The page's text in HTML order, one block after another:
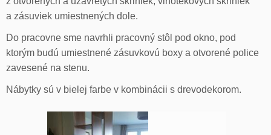
a zásuviek umiestnených dole.
Do pracovne sme navrhli pracovný stôl pod okno, pod
ktorým budú umiestnené zásuvkovú boxy a otvorené police
zavesené na stenu.
Nábytky sú v bielej farbe v kombinácii s drevodekorom.